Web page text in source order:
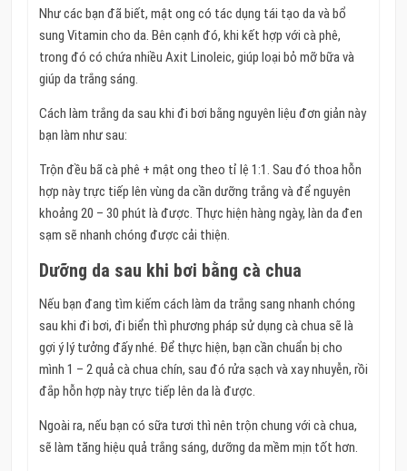
Như các bạn đã biết, mật ong có tác dụng tái tạo da và bổ
sung Vitamin cho da. Bên cạnh đó, khi kết hợp với cà phê,
trong đó có chứa nhiều Axit Linoleic, giúp loại bỏ mỡ bữa và
giúp da trắng sáng.
Cách làm trắng da sau khi đi bơi bằng nguyên liệu đơn giản này
bạn làm như sau:
Trộn đều bã cà phê + mật ong theo tỉ lệ 1:1. Sau đó thoa hỗn
hợp này trực tiếp lên vùng da cần dưỡng trắng và để nguyên
khoảng 20 – 30 phút là được. Thực hiện hàng ngày, làn da đen
sạm sẽ nhanh chóng được cải thiện.
Dưỡng da sau khi bơi bằng cà chua
Nếu bạn đang tìm kiếm cách làm da trắng sang nhanh chóng
sau khi đi bơi, đi biển thì phương pháp sử dụng cà chua sẽ là
gợi ý lý tưởng đấy nhé. Để thực hiện, bạn cần chuẩn bị cho
mình 1 – 2 quả cà chua chín, sau đó rửa sạch và xay nhuyễn, rồi
đắp hỗn hợp này trực tiếp lên da là được.
Ngoài ra, nếu bạn có sữa tươi thì nên trộn chung với cà chua,
sẽ làm tăng hiệu quả trắng sáng, dưỡng da mềm mịn tốt hơn.